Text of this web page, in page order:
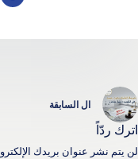
ال السابقة
اترك ردّاً
لن يتم نشر عنوان بريدك